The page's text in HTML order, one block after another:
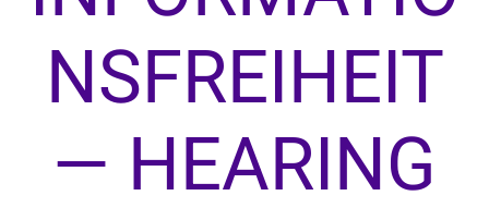
NSFREIHEIT
— HEARING